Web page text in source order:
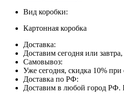
Вид коробки:
Картонная коробка
Доставка:
Доставим сегодня или
Самовывоз:
Уже сегодня, скидка 10%
Доставка по РФ:
Доставим в любой город РФ.